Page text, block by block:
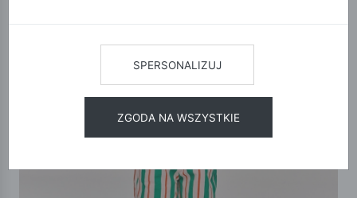
SPERSONALIZUJ
ZGODA NA WSZYSTKIE